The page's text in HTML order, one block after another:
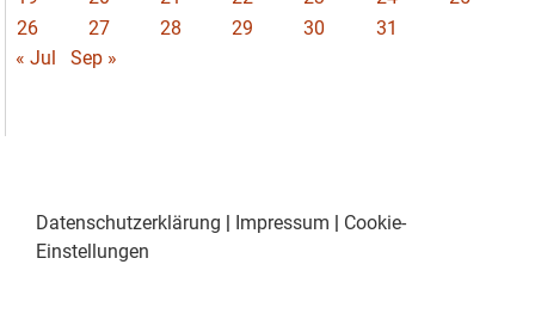
26
27 28 29 30
31
« Jul
Sep »
Datenschutzerklärung | Impressum | Cookie-
Einstellungen